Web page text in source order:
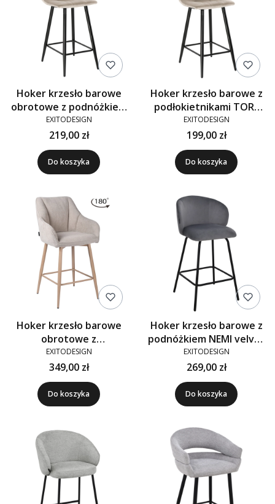
Hoker krzesło barowe
obrotowe z podnóżkiem
TORE-S 65cm velvet
beżowe G-09
EXITODESIGN
219,00 zł
Do koszyka
Hoker krzesło barowe z
podłokietnikami TORE
65cm velvet beżowe G-
09
EXITODESIGN
199,00 zł
Do koszyka
Hoker krzesło barowe
obrotowe z
podłokietnikami ELMO
tkanina beżowe CAT-02
EXITODESIGN
349,00 zł
Do koszyka
Hoker krzesło barowe z
podnóżkiem NEMI velvet
szare G-12
EXITODESIGN
269,00 zł
Do koszyka